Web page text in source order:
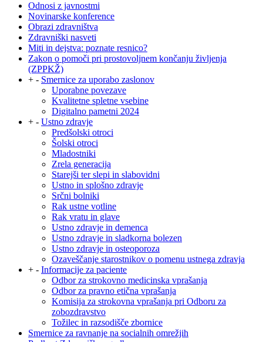
Odnosi z javnostmi
Novinarske konference
Obrazi zdravništva
Zdravniški nasveti
Miti in dejstva: poznate resnico?
Zakon o pomoči pri prostovoljnem končanju življenja
(ZPPKŽ)
+ - Smernice za uporabo zaslonov
Uporabne povezave
Kvalitetne spletne vsebine
Digitalno pametni 2024
+ - Ustno zdravje
Predšolski otroci
Šolski otroci
Mladostniki
Zrela generacija
Starejši ter slepi in slabovidni
Ustno in splošno zdravje
Srčni bolniki
Rak ustne votline
Rak vratu in glave
Ustno zdravje in demenca
Ustno zdravje in sladkorna bolezen
Ustno zdravje in osteoporoza
Ozaveščanje starostnikov o pomenu ustnega zdravja
+ - Informacije za paciente
Odbor za strokovno medicinska vprašanja
Odbor za pravno etična vprašanja
Komisija za strokovna vprašanja pri Odboru za
zobozdravstvo
Tožilec in razsodišče zbornice
Smernice za ravnanje na socialnih omrežjih